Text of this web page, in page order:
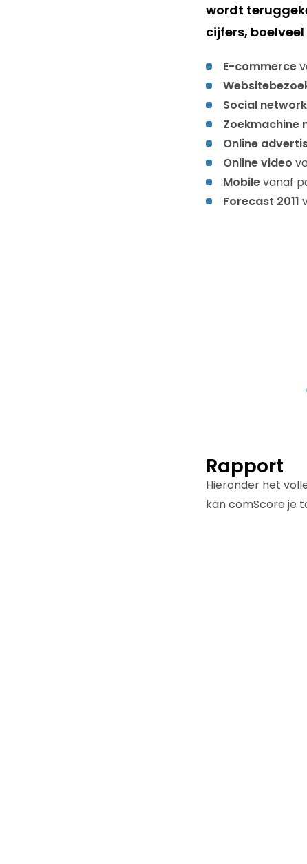
wordt
cijfers,
E-commerce
Social
Zoekmachine
Online
Online video
Mobilevanaf
Forecast 2011
Rapport
Hieronder het
kan comScore je